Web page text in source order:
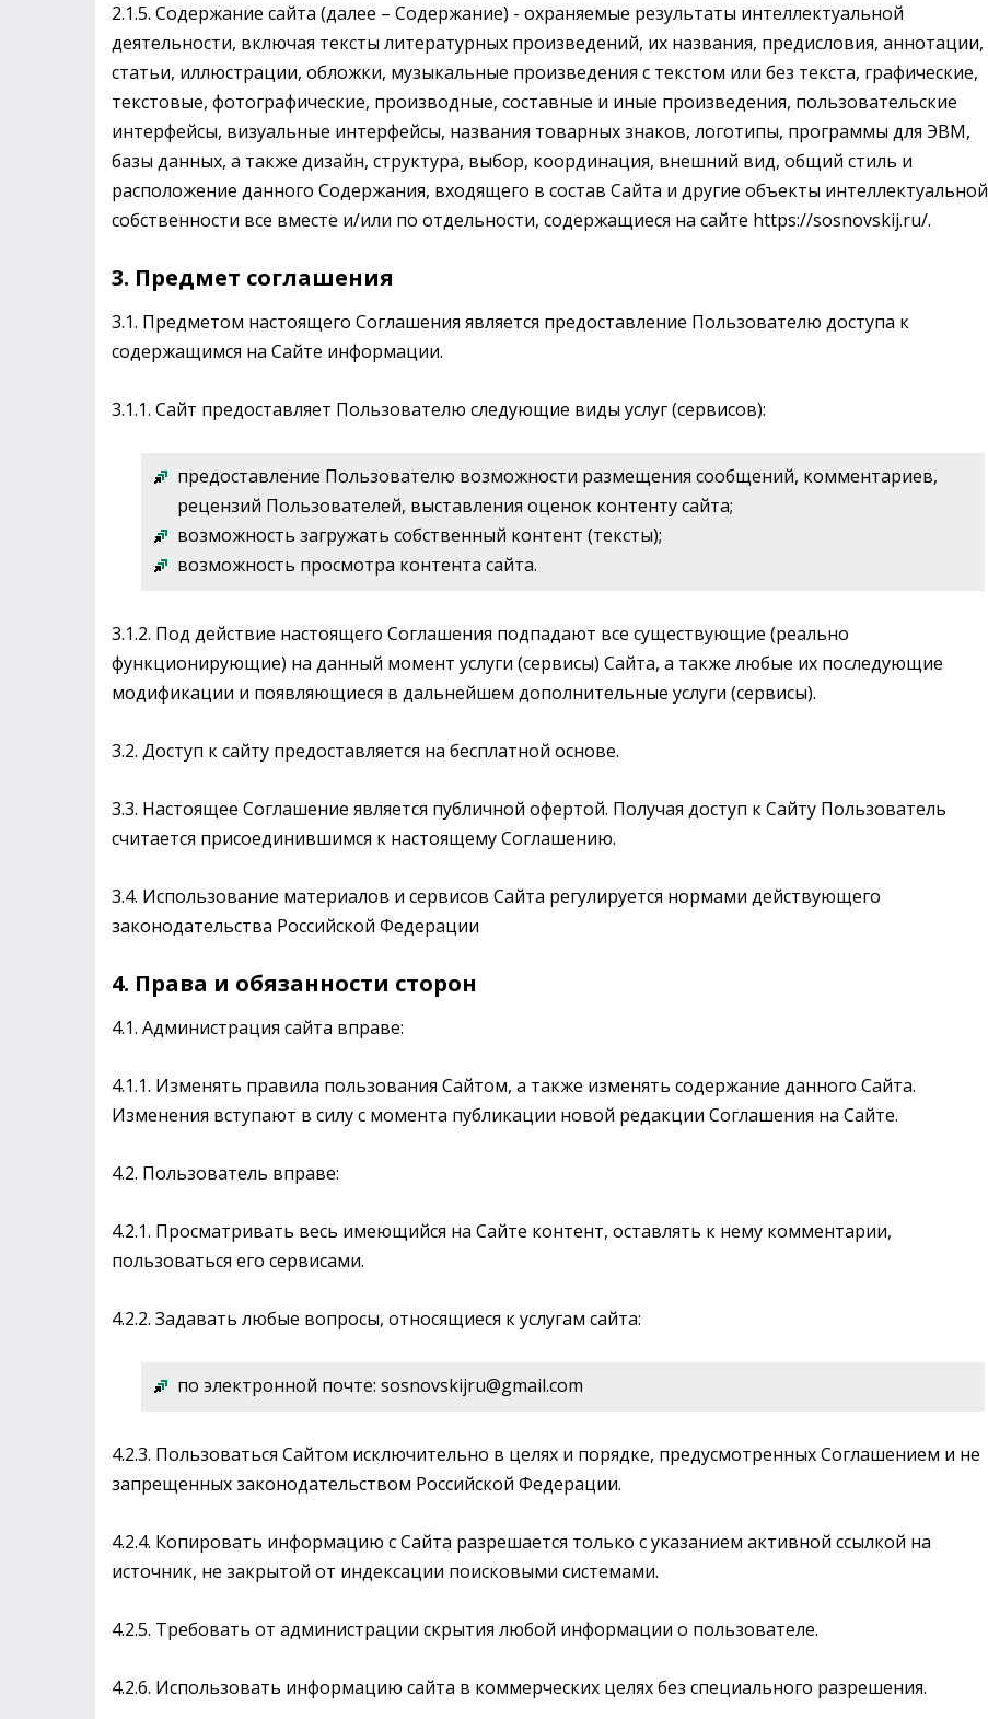
2.1.5. Содержание сайта (далее – Содержание) - охраняемые результаты интеллектуальной
деятельности, включая тексты литературных произведений, их названия, предисловия, аннотации,
статьи, иллюстрации, обложки, музыкальные произведения с текстом или без текста, графические,
текстовые, фотографические, производные, составные и иные произведения, пользовательские
интерфейсы, визуальные интерфейсы, названия товарных знаков, логотипы, программы для ЭВМ,
базы данных, а также дизайн, структура, выбор, координация, внешний вид, общий стиль и
расположение данного Содержания, входящего в состав Сайта и другие объекты интеллектуальной
собственности все вместе и/или по отдельности, содержащиеся на сайте https://sosnovskij.ru/.
3. Предмет соглашения
3.1. Предметом настоящего Соглашения является предоставление Пользователю доступа к
содержащимся на Сайте информации.
3.1.1. Сайт предоставляет Пользователю следующие виды услуг (сервисов):
предоставление Пользователю возможности размещения сообщений, комментариев,
рецензий Пользователей, выставления оценок контенту сайта;
возможность загружать собственный контент (тексты);
возможность просмотра контента сайта.
3.1.2. Под действие настоящего Соглашения подпадают все существующие (реально
функционирующие) на данный момент услуги (сервисы) Сайта, а также любые их последующие
модификации и появляющиеся в дальнейшем дополнительные услуги (сервисы).
3.2. Доступ к сайту предоставляется на бесплатной основе.
3.3. Настоящее Соглашение является публичной офертой. Получая доступ к Сайту Пользователь
считается присоединившимся к настоящему Соглашению.
3.4. Использование материалов и сервисов Сайта регулируется нормами действующего
законодательства Российской Федерации
4. Права и обязанности сторон
4.1. Администрация сайта вправе:
4.1.1. Изменять правила пользования Сайтом, а также изменять содержание данного Сайта.
Изменения вступают в силу с момента публикации новой редакции Соглашения на Сайте.
4.2. Пользователь вправе:
4.2.1. Просматривать весь имеющийся на Сайте контент, оставлять к нему комментарии,
пользоваться его сервисами.
4.2.2. Задавать любые вопросы, относящиеся к услугам сайта:
по электронной почте: sosnovskijru@gmail.com
4.2.3. Пользоваться Сайтом исключительно в целях и порядке, предусмотренных Соглашением и не
запрещенных законодательством Российской Федерации.
4.2.4. Копировать информацию с Сайта разрешается только с указанием активной ссылкой на
источник, не закрытой от индексации поисковыми системами.
4.2.5. Требовать от администрации скрытия любой информации о пользователе.
4.2.6. Использовать информацию сайта в коммерческих целях без специального разрешения.